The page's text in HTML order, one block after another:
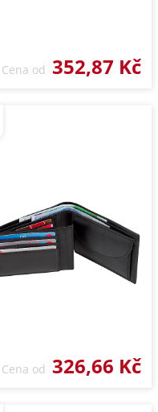
Cena od 352,87 Kč
Cena od 326,66 Kč